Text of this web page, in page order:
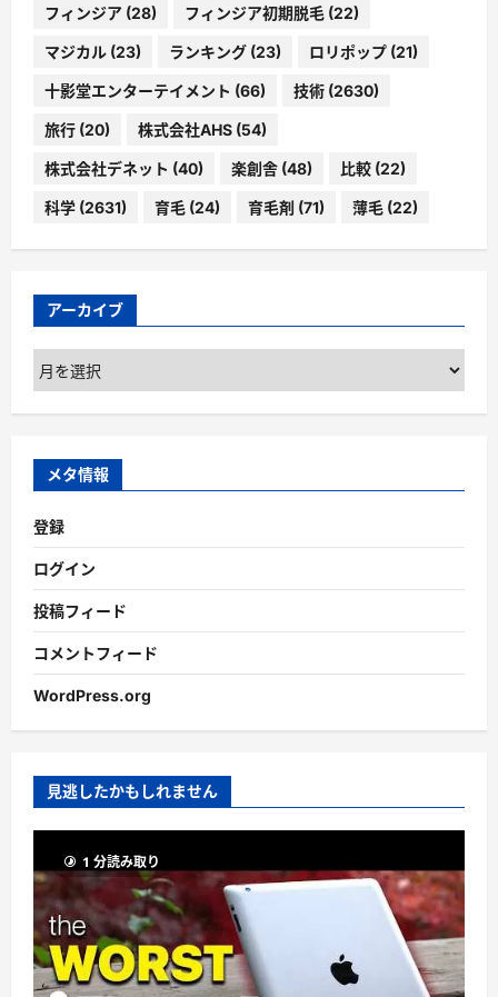
フィンジア (28) フィンジア初期脱毛 (22)
マジカル (23) ランキング (23) ロリポップ (21)
十影堂エンターテイメント (66) 技術 (2630)
旅行 (20) 株式会社AHS (54)
株式会社デネット (40) 楽創舎 (48) 比較 (22)
科学 (2631) 育毛 (24) 育毛剤 (71) 薄毛 (22)
アーカイブ
ア
ー
カ
ブ
メタ情報
登録
ログイン
投稿フィード
コメントフィード
WordPress.org
見逃したかもしれません
1 分読み取り